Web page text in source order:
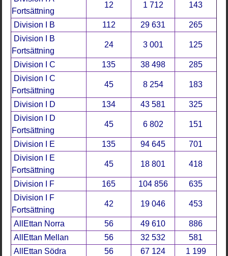
Fortsättning
12 1 712 143
Division I B 112 29 631
265
Division I B
Fortsättning
24 3 001 125
Division I C 135 38 498
285
Division I C
Fortsättning
45 8 254 183
Division I D 134 43 581
325
Division I D
Fortsättning
45 6 802 151
Division I E 135 94 645
701
Division I E
Fortsättning
45 18 801 418
Division I F 165 104 856
635
Division I F
Fortsättning
42 19 046 453
AllEttan Norra 56 49 610
886
AllEttan Mellan
56 32 532
581
AllEttan Södra
56 67 124
1 199